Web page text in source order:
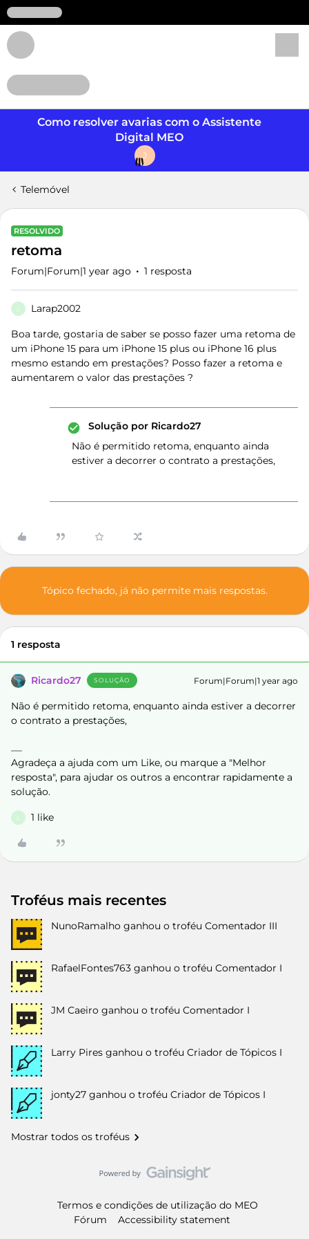
Como resolver avarias com o Assistente
Digital MEO
J
Telemóvel
RESOLVIDO
retoma
Forum|Forum|1 year ago 1 resposta
Larap2002
Boa tarde, gostaria de saber se posso fazer uma retoma de
um iPhone 15 para um iPhone 15 plus ou iPhone 16 plus
mesmo estando em prestações? Posso fazer a retoma e
aumentarem o valor das prestações ?
Solução por Ricardo27
Não é permitido retoma, enquanto ainda
estiver a decorrer o contrato a prestações,
Tópico fechado, já não permite mais respostas.
1 resposta
Ricardo27 SOLUÇÃO Forum|Forum|1 year ago
Não é permitido retoma, enquanto ainda estiver a decorrer
o contrato a prestações,
Agradeça a ajuda com um Like, ou marque a "Melhor
resposta", para ajudar os outros a encontrar rapidamente a
solução.
1 like
Troféus mais recentes
NunoRamalho ganhou o troféu Comentador III
RafaelFontes763 ganhou o troféu Comentador I
JM Caeiro ganhou o troféu Comentador I
Larry Pires ganhou o troféu Criador de Tópicos I
jonty27 ganhou o troféu Criador de Tópicos I
Mostrar todos os troféus
Termos e condições de utilização do MEO
Fórum
Accessibility statement